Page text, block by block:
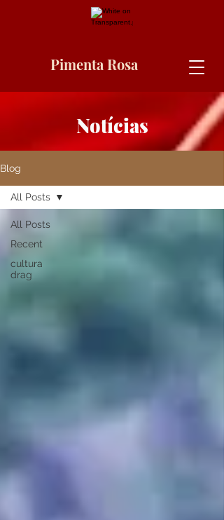
Pimenta Rosa
Notícias
Blog
All Posts
Recent
cultura
drag
All Posts